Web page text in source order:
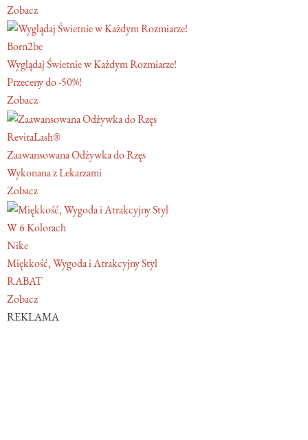
Zobacz
Born2be
Wyglądaj Świetnie w Każdym Rozmiarze!
Przeceny do -50%!
Zobacz
RevitaLash®
Zaawansowana Odżywka do Rzęs
Wykonana z Lekarzami
Zobacz
W 6 Kolorach
Nike
Miękkość, Wygoda i Atrakcyjny Styl
RABAT
Zobacz
REKLAMA